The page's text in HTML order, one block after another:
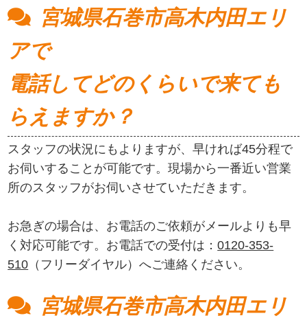
宮城県石巻市高木内田エリ
アで
電話してどのくらいで来ても
らえますか？
スタッフの状況にもよりますが、早ければ45分程で
お伺いすることが可能です。現場から一番近い営業
所のスタッフがお伺いさせていただきます。
お急ぎの場合は、お電話のご依頼がメールよりも早
く対応可能です。お電話での受付は：0120-353-
510 （フリーダイヤル）へご連絡ください。
宮城県石巻市高木内田エリ